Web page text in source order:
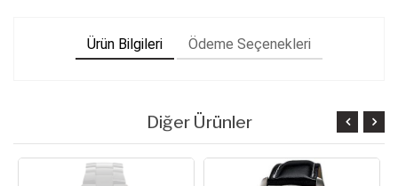
Ürün Bilgileri Ödeme Seçenekleri
Diğer Ürünler